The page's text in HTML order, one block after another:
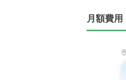
月額費